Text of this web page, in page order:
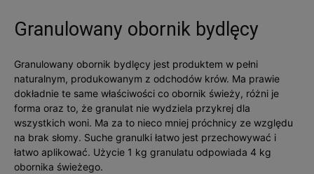
Granulowany obornik bydlęcy
Granulowany obornik bydlęcy jest produktem w pełni
naturalnym, produkowanym z odchodów krów. Ma prawie
dokładnie te same właściwości co obornik świeży, różni je
forma oraz to, że granulat nie wydziela przykrej dla
wszystkich woni. Ma za to nieco mniej próchnicy ze względu
na brak słomy. Suche granulki łatwo jest przechowywać i
łatwo aplikować. Użycie 1 kg granulatu odpowiada 4 kg
obornika świeżego.